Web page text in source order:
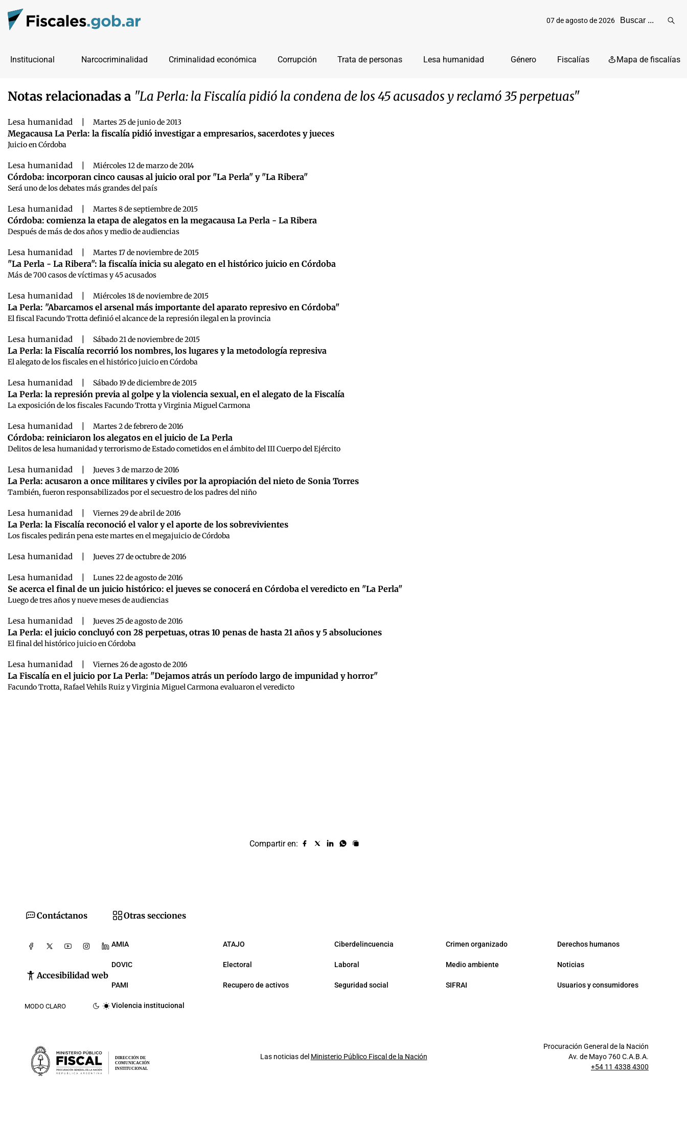
07 de agosto de 2026
Institucional Narcocriminalidad Criminalidad económica Corrupción Trata de personas Lesa humanidad Género Fiscalías Mapa de fiscalías
Notas relacionadas a "La Perla: la Fiscalía pidió la condena de los 45 acusados y reclamó 35 perpetuas"
Lesa humanidad Martes 25 de junio de 2013
Megacausa La Perla: la fiscalía pidió investigar a empresarios, sacerdotes y jueces
Juicio en Córdoba
Lesa humanidad Miércoles 12 de marzo de 2014
Córdoba: incorporan cinco causas al juicio oral por "La Perla" y "La Ribera"
Será uno de los debates más grandes del país
Lesa humanidad Martes 8 de septiembre de 2015
Córdoba: comienza la etapa de alegatos en la megacausa La Perla - La Ribera
Después de más de dos años y medio de audiencias
Lesa humanidad Martes 17 de noviembre de 2015
"La Perla - La Ribera": la fiscalía inicia su alegato en el histórico juicio en Córdoba
Más de 700 casos de víctimas y 45 acusados
Lesa humanidad Miércoles 18 de noviembre de 2015
La Perla: "Abarcamos el arsenal más importante del aparato represivo en Córdoba"
El fiscal Facundo Trotta definió el alcance de la represión ilegal en la provincia
Lesa humanidad Sábado 21 de noviembre de 2015
La Perla: la Fiscalía recorrió los nombres, los lugares y la metodología represiva
El alegato de los fiscales en el histórico juicio en Córdoba
Lesa humanidad Sábado 19 de diciembre de 2015
La Perla: la represión previa al golpe y la violencia sexual, en el alegato de la Fiscalía
La exposición de los fiscales Facundo Trotta y Virginia Miguel Carmona
Lesa humanidad Martes 2 de febrero de 2016
Córdoba: reiniciaron los alegatos en el juicio de La Perla
Delitos de lesa humanidad y terrorismo de Estado cometidos en el ámbito del III Cuerpo del Ejército
Lesa humanidad Jueves 3 de marzo de 2016
La Perla: acusaron a once militares y civiles por la apropiación del nieto de Sonia Torres
También, fueron responsabilizados por el secuestro de los padres del niño
Lesa humanidad Viernes 29 de abril de 2016
La Perla: la Fiscalía reconoció el valor y el aporte de los sobrevivientes
Los fiscales pedirán pena este martes en el megajuicio de Córdoba
Lesa humanidad Jueves 27 de octubre de 2016
Lesa humanidad Lunes 22 de agosto de 2016
Se acerca el final de un juicio histórico: el jueves se conocerá en Córdoba el veredicto en "La Perla"
Luego de tres años y nueve meses de audiencias
Lesa humanidad Jueves 25 de agosto de 2016
La Perla: el juicio concluyó con 28 perpetuas, otras 10 penas de hasta 21 años y 5 absoluciones
El final del histórico juicio en Córdoba
Lesa humanidad Viernes 26 de agosto de 2016
La Fiscalía en el juicio por La Perla: "Dejamos atrás un período largo de impunidad y horror"
Facundo Trotta, Rafael Vehils Ruiz y Virginia Miguel Carmona evaluaron el veredicto
Compartir en:
Compartir
Compartir
Compartir
Compartir
Copiar
Contáctanos
Accesibilidad web
MODO CLARO
Otras secciones
AMIA ATAJO Ciberdelincuencia Crimen organizado Derechos humanos
DOVIC Electoral Laboral Medio ambiente Noticias
PAMI Recupero de activos Seguridad social SIFRAI Usuarios y consumidores
Violencia institucional
DIRECCIÓN DE
COMUNICACIÓN
INSTITUCIONAL
Las noticias del Ministerio Público Fiscal de la Nación
Procuración General de la Nación
Av. de Mayo 760 C.A.B.A.
+54 11 4338 4300